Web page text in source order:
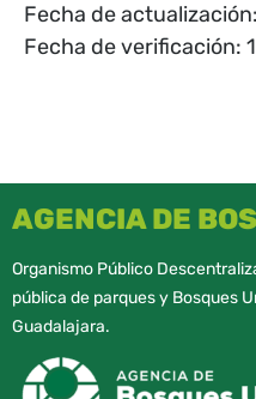
Fecha de
Fecha de verificación:
AGENCIA DE
Organismo Público
pública de parques y Bosques
Guadalajara.